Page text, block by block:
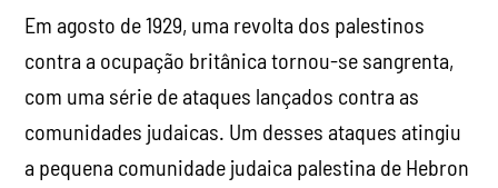
Em agosto de 1929, uma revolta dos palestinos
contra a ocupação britânica tornou-se sangrenta,
com uma série de ataques lançados contra as
comunidades judaicas. Um desses ataques atingiu
a pequena comunidade judaica palestina de Hebron